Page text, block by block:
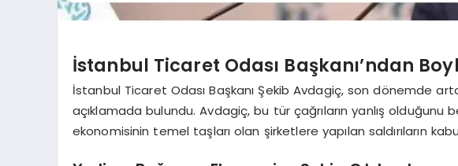
İstanbul Ticaret Odası Başkanı’ndan
İstanbul Ticaret Odası Başkanı Şekib Avdagiç, son dönemde
açıklamada bulundu. Avdagiç, bu tür çağrıların yanlış olduğunu
ekonomisinin temel taşları olan şirketlere yapılan saldırıların